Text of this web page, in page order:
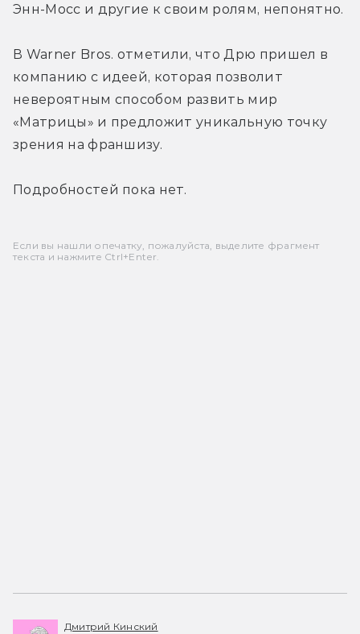
Энн-Мосс и другие к своим ролям, непонятно.
В Warner Bros. отметили, что Дрю пришел в
компанию с идеей, которая позволит
невероятным способом развить мир
«Матрицы» и предложит уникальную точку
зрения на франшизу.
Подробностей пока нет.
Если вы нашли опечатку, пожалуйста, выделите фрагмент
текста и нажмите Ctrl+Enter.
Дмитрий Кинский